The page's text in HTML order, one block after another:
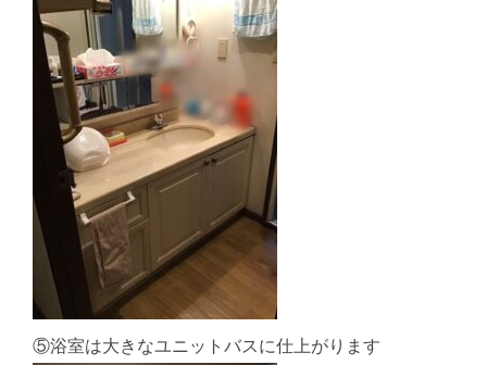
⑤浴室は大きなユニットバスに仕上がります